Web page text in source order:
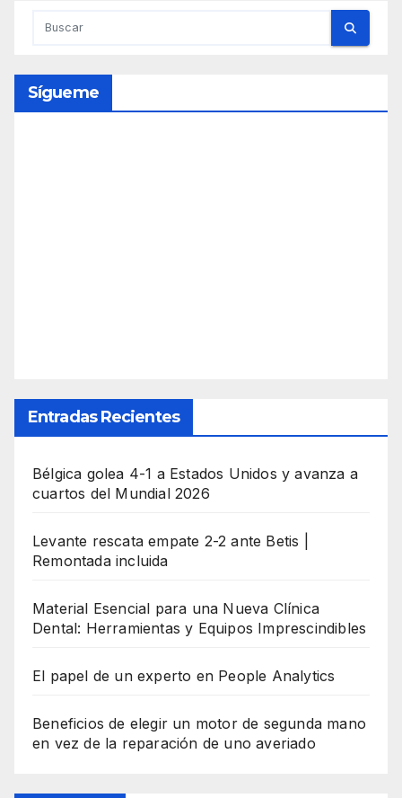
Sígueme
Entradas Recientes
Bélgica golea 4-1 a Estados Unidos y avanza a
cuartos del Mundial 2026
Levante rescata empate 2-2 ante Betis |
Remontada incluida
Material Esencial para una Nueva Clínica
Dental: Herramientas y Equipos Imprescindibles
El papel de un experto en People Analytics
Beneficios de elegir un motor de segunda mano
en vez de la reparación de uno averiado